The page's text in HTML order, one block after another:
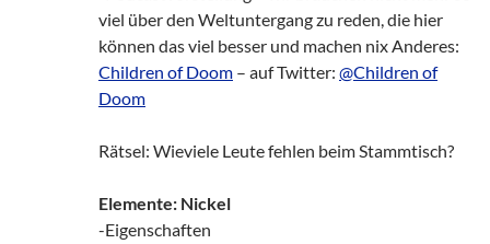
viel über den Weltuntergang zu reden, die hier
können das viel besser und machen nix Anderes:
Children of Doom – auf Twitter: @Children of
Doom
Rätsel: Wieviele Leute fehlen beim Stammtisch?
Elemente: Nickel
-Eigenschaften